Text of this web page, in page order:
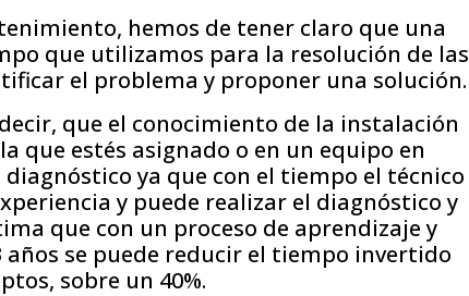
hemos de tener claro que una
que utilizamos para la resolución de las
el problema y proponer una solución.
que el conocimiento de la instalación
que estés asignado o en un equipo en
ya que con el tiempo el técnico
y puede realizar el diagnóstico y
que con un proceso de aprendizaje y
se puede reducir el tiempo invertido
sobre un 40%.